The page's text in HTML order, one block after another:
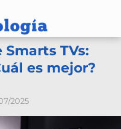
TVs:
es mejor?
2025